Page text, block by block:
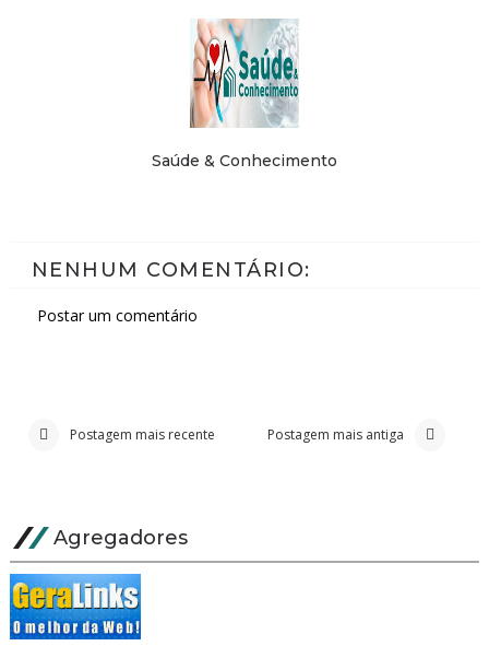
Saúde & Conhecimento
NENHUM COMENTÁRIO:
Postar um comentário
Postagem mais recente Postagem mais antiga
Agregadores